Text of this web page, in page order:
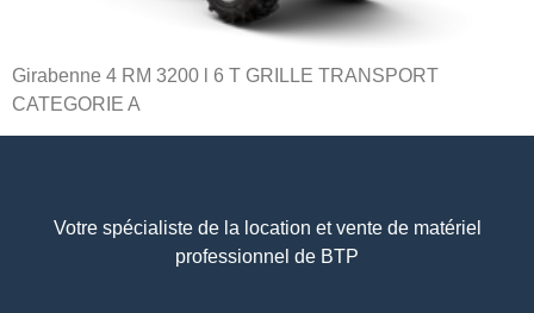
Girabenne 4 RM 3200 l 6 T GRILLE TRANSPORT
CATEGORIE A
Votre spécialiste de la location et vente de matériel
professionnel de BTP